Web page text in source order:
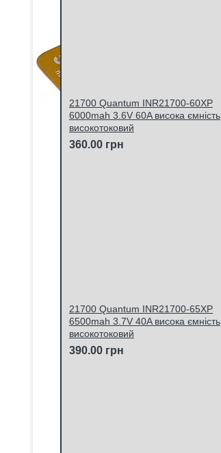
21700 Quantum INR21700-60XP
6000mah 3.6V 60A висока ємність
високотоковий
360.00 грн
21700 Quantum INR21700-65XP
6500mah 3.7V 40A висока ємність
високотоковий
390.00 грн